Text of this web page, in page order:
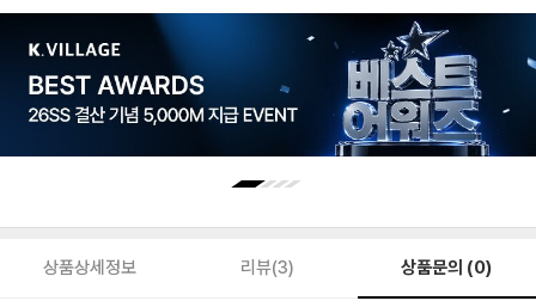
상품상세정보 리뷰(3) 상품문의 (0)